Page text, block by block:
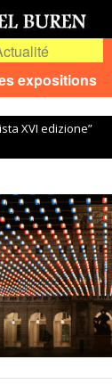
expositions
XVI edizione”